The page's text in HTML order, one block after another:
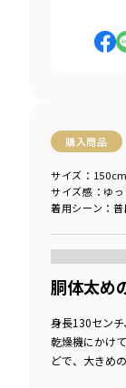
購入商品
サイズ感 ：ゆ
着用シーン ：
サイズ：150cm
胴体太め
身長130センチ
乾燥機にかけ
どで、大きめ